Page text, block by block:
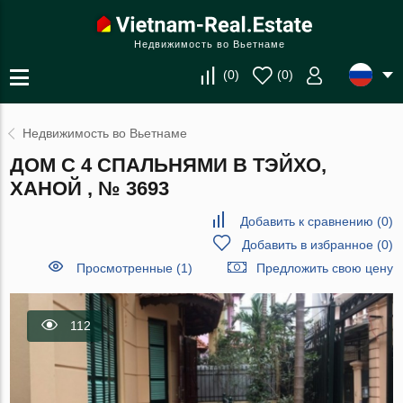
Недвижимость во Вьетнаме
(0) (0)
Недвижимость во Вьетнаме
ДОМ С 4 СПАЛЬНЯМИ В ТЭЙХО,
ХАНОЙ , № 3693
Добавить к сравнению (0)
Добавить в избранное(0)
Просмотренные (1)
Предложить свою цену
112